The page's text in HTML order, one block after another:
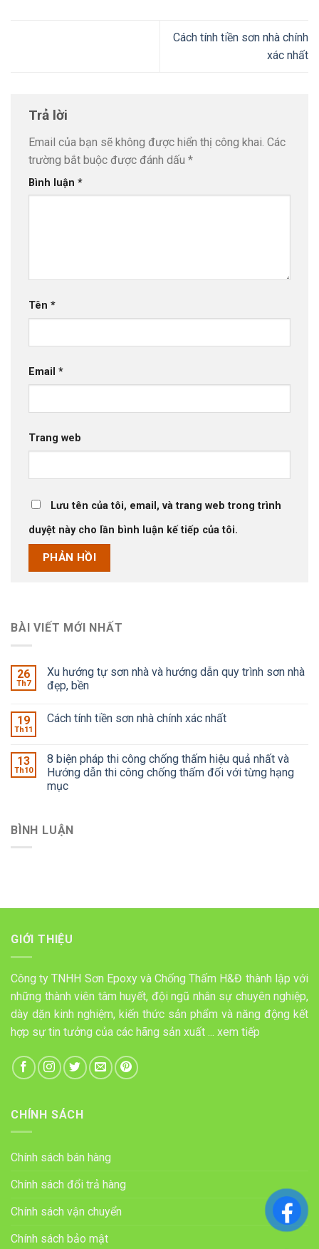
Cách tính tiền sơn nhà chính
xác nhất
Trả lời
Email của bạn sẽ không được hiển thị công khai. Các
trường bắt buộc được đánh dấu *
Bình luận *
Tên *
Email *
Trang web
Lưu tên của tôi, email, và trang web trong trình
duyệt này cho lần bình luận kế tiếp của tôi.
BÀI VIẾT MỚI NHẤT
26
Th7
Xu hướng tự sơn nhà và hướng dẫn quy trình sơn nhà
đẹp, bền
19
Th11
Cách tính tiền sơn nhà chính xác nhất
13
Th10
8 biện pháp thi công chống thấm hiệu quả nhất và
Hướng dẫn thi công chống thấm đối với từng hạng
mục
BÌNH LUẬN
GIỚI THIỆU
Công ty TNHH Sơn Epoxy và Chống Thấm H&Đ thành lập với
những thành viên tâm huyết, đội ngũ nhân sự chuyên nghiệp,
dày dặn kinh nghiệm, kiến thức sản phẩm và năng động kết
hợp sự tin tưởng của các hãng sản xuất ... xem tiếp
CHÍNH SÁCH
Chính sách bán hàng
Chính sách đổi trả hàng
Chính sách vận chuyển
Chính sách bảo mật